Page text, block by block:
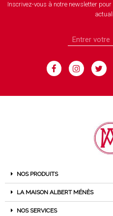
Inscrivez-vous à notre newsletter
NOS PRODUITS
LA MAISON ALBERT MÉNÈS
NOS SERVICES